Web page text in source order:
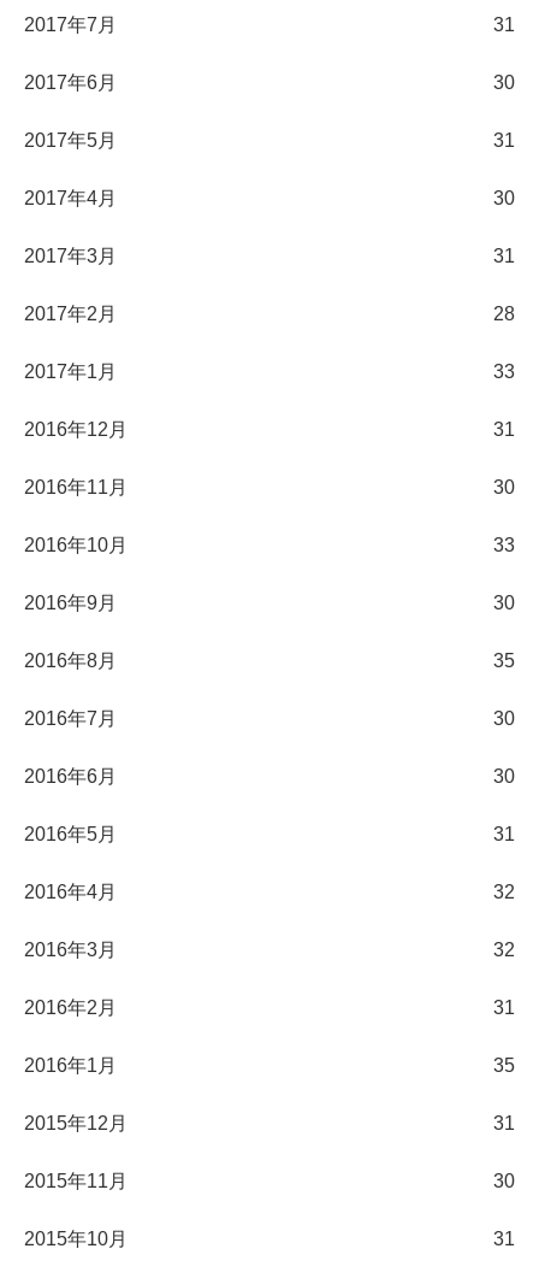
2017年7月 31
2017年6月 30
2017年5月 31
2017年4月 30
2017年3月 31
2017年2月 28
2017年1月 33
2016年12月 31
2016年11月 30
2016年10月 33
2016年9月 30
2016年8月 35
2016年7月 30
2016年6月 30
2016年5月 31
2016年4月 32
2016年3月 32
2016年2月 31
2016年1月 35
2015年12月 31
2015年11月 30
2015年10月 31